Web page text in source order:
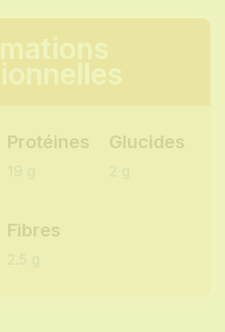
Protéines Glucides
Fibres